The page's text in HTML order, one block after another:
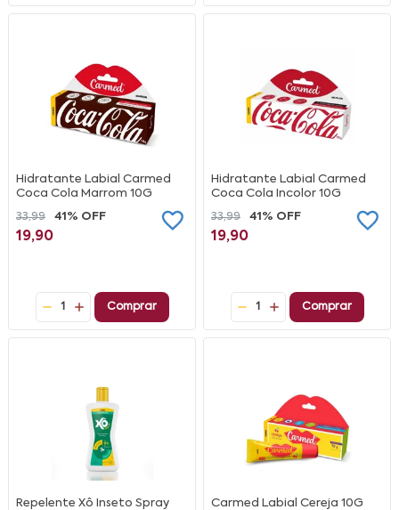
Hidratante Labial Carmed
Coca Cola Marrom 10G
33,99
41% OFF
19,90
1 Comprar
Hidratante Labial Carmed
Coca Cola Incolor 10G
33,99
41% OFF
19,90
1 Comprar
Repelente Xô Inseto Spray
Carmed Labial Cereja 10G